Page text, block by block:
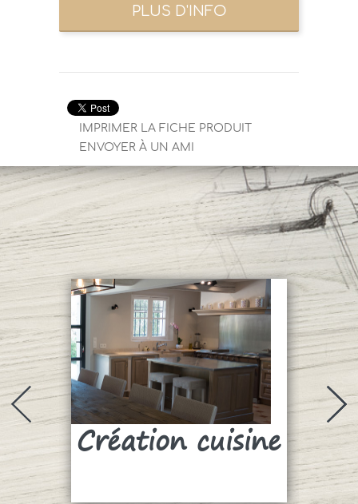
IMPRIMER LA FICHE PRODUIT
ENVOYER À UN AMI
Création cuisine